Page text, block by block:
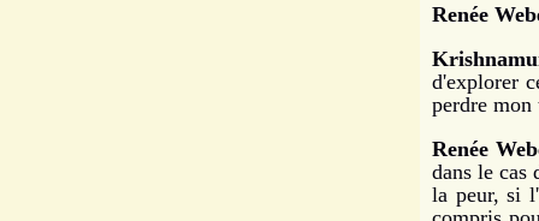
Renée
d'explorer
perdre
Renée
dans le cas
la peur, si